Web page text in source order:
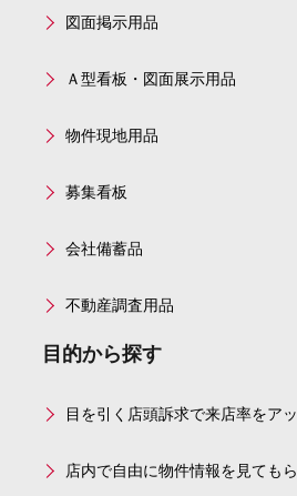
図面掲示用品
Ａ型看板・図面展示用品
物件現地用品
募集看板
会社備蓄品
不動産調査用品
目的から探す
目を引く店頭訴求で来店率をア
店内で自由に物件情報を見ても